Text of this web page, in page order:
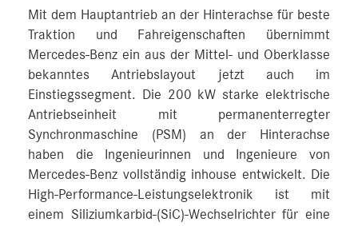
Mit dem Hauptantrieb an der Hinterachse für beste
Traktion und Fahreigenschaften übernimmt
Mercedes‑Benz ein aus der Mittel- und Oberklasse
bekanntes Antriebslayout jetzt auch im
Einstiegssegment. Die 200 kW starke elektrische
Antriebseinheit mit permanenterregter
Synchronmaschine (PSM) an der Hinterachse
haben die Ingenieurinnen und Ingenieure von
Mercedes‑Benz vollständig inhouse entwickelt. Die
High-Performance-Leistungselektronik ist mit
einem Siliziumkarbid-(SiC)-Wechselrichter für eine